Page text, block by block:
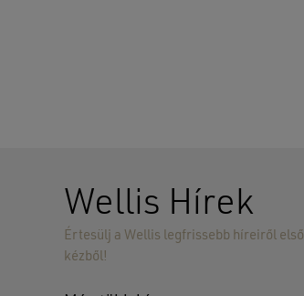
Wellis Hírek
Értesülj a Wellis legfrissebb híreiről első
kézből!